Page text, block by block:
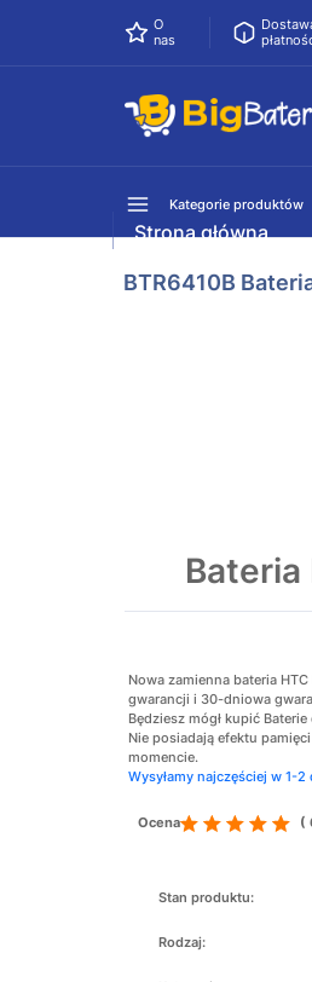
O
nas
Kategorie produktów
Strona główna
BTR6410B
Bateria
Nowa zamienna bateria
gwarancji i 30-dniowa
Będziesz mógł kupić
Nie posiadają efektu
momencie.
Wysyłamy najczęściej w 1-
Ocena (
Stan produktu:
Rodzaj: